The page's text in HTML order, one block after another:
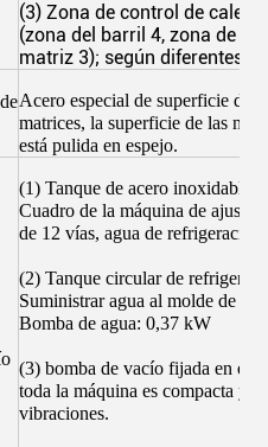
(3) Zona de control de
(zona del barril 4, zona de
matriz 3); según diferentes
Acero especial de superficie de
matrices, la superficie de las
está pulida en espejo.
(1) Tanque de acero inoxidable;
Cuadro de la máquina de ajuste
de 12 vías, agua de refrigeración
(2) Tanque circular de
Suministrar agua al molde de
Bomba de agua: 0,37 kW
(3) bomba de vacío fijada en el
toda la máquina es compacta y
vibraciones.